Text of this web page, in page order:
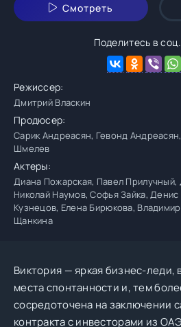
Смотреть
Поделитесь в
Режиссер:
Дмитрий Власкин
Продюсер:
Сарик Андреасян, Гевонд
Шмелев
Актеры:
Диана Пожарская, Павел Прилучный,
Николай Наумов, Софья Зайка,
Кузнецов, Елена Бирюкова,
Щанкина
Виктория — яркая бизнес-леди,
места спонтанности и, тем
сосредоточена на заключении
контракта с инвесторами из